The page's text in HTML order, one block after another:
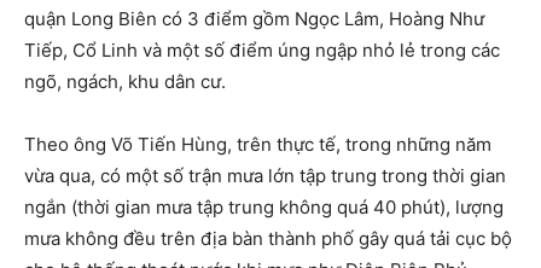
quận Long Biên có 3 điểm gồm Ngọc Lâm, Hoàng Như
Tiếp, Cổ Linh và một số điểm úng ngập nhỏ lẻ trong các
ngõ, ngách, khu dân cư.
Theo ông Võ Tiến Hùng, trên thực tế, trong những năm
vừa qua, có một số trận mưa lớn tập trung trong thời gian
ngắn (thời gian mưa tập trung không quá 40 phút), lượng
mưa không đều trên địa bàn thành phố gây quá tải cục bộ